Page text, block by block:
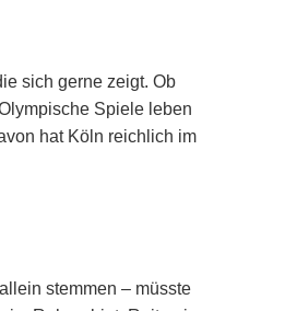
sich gerne zeigt. Ob
Spiele leben
hat Köln reichlich im
stemmen – müsste